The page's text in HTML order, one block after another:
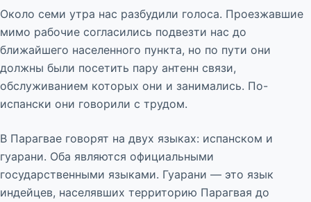
Около семи утра нас разбудили голоса. Проезжавшие
мимо рабочие согласились подвезти нас до
ближайшего населенного пункта, но по пути они
должны были посетить пару антенн связи,
обслуживанием которых они и занимались. По-
испански они говорили с трудом.
В Парагвае говорят на двух языках: испанском и
гуарани. Оба являются официальными
государственными языками. Гуарани — это язык
индейцев, населявших территорию Парагвая до